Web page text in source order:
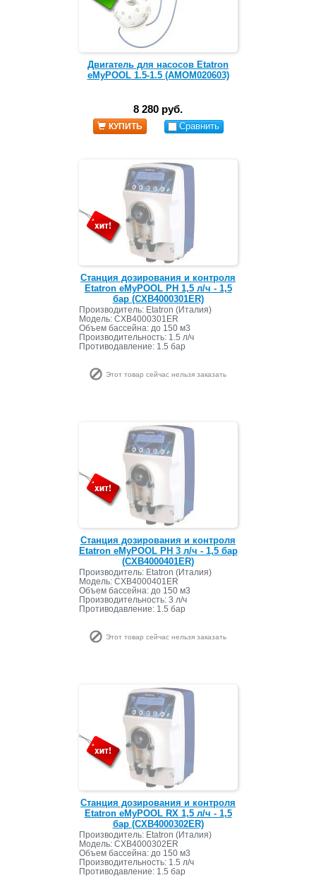
Двигатель для насосов Etatron
eMyPOOL 1.5-1.5 (AMOM020603)
8 280 руб.
КУПИТЬ Сравнить
Станция дозирования и контроля
Etatron eMyPOOL PH 1,5 л/ч - 1,5
бар (CXB4000301ER)
Производитель: Etatron (Италия)
Модель: CXB4000301ER
Объем бассейна: до 150 м3
Производительность: 1.5 л/ч
Противодавление: 1.5 бар
Этот товар сейчас нельзя заказать
Станция дозирования и контроля
Etatron eMyPOOL PH 3 л/ч - 1,5 бар
(CXB4000401ER)
Производитель: Etatron (Италия)
Модель: CXB4000401ER
Объем бассейна: до 150 м3
Производительность: 3 л/ч
Противодавление: 1.5 бар
Этот товар сейчас нельзя заказать
Станция дозирования и контроля
Etatron eMyPOOL RX 1,5 л/ч - 1,5
бар (CXB4000302ER)
Производитель: Etatron (Италия)
Модель: CXB4000302ER
Объем бассейна: до 150 м3
Производительность: 1.5 л/ч
Противодавление: 1.5 бар